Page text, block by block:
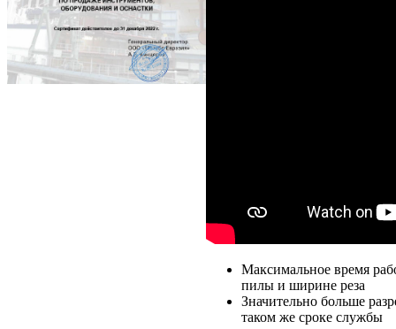
Максимальное время
пилы и ширине реза
Значительно больше
таком же сроке службы